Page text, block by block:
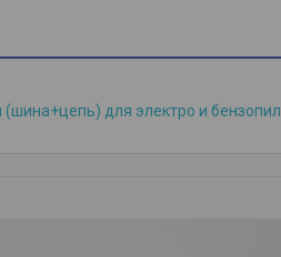
для электро и бензопил